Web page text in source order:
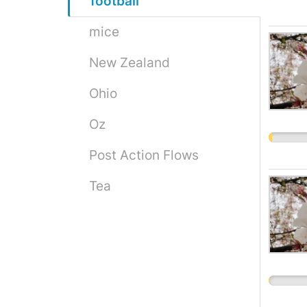
mice
New Zealand
Ohio
Oz
Post Action Flows
Tea